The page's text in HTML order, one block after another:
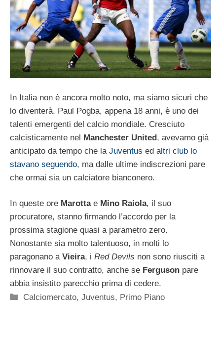
In Italia non è ancora molto noto, ma siamo sicuri che
lo diventerà. Paul Pogba, appena 18 anni, è uno dei
talenti emergenti del calcio mondiale. Cresciuto
calcisticamente nel Manchester United, avevamo già
anticipato da tempo che la Juventus ed altri club lo
stavano seguendo, ma dalle ultime indiscrezioni pare
che ormai sia un calciatore bianconero.
In queste ore Marottae Mino Raiola, il suo
procuratore, stanno firmando l’accordo per la
prossima stagione quasi a parametro zero.
Nonostante sia molto talentuoso, in molti lo
paragonano a Vieira, i Red Devils non sono riusciti a
rinnovare il suo contratto, anche se Ferguson pare
abbia insistito parecchio prima di cedere.
Categorie
Calciomercato,Juventus, Primo Piano